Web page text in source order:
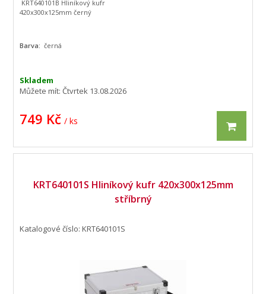
Skladem
Můžete mít:Čtvrtek 13.08.2026
749 Kč / ks
KRT640101B Hliníkový kufr
420x300x125mm černý
Barva:černá
KRT640101S Hliníkový kufr 420x300x125mm
stříbrný
Katalogové číslo: KRT640101S